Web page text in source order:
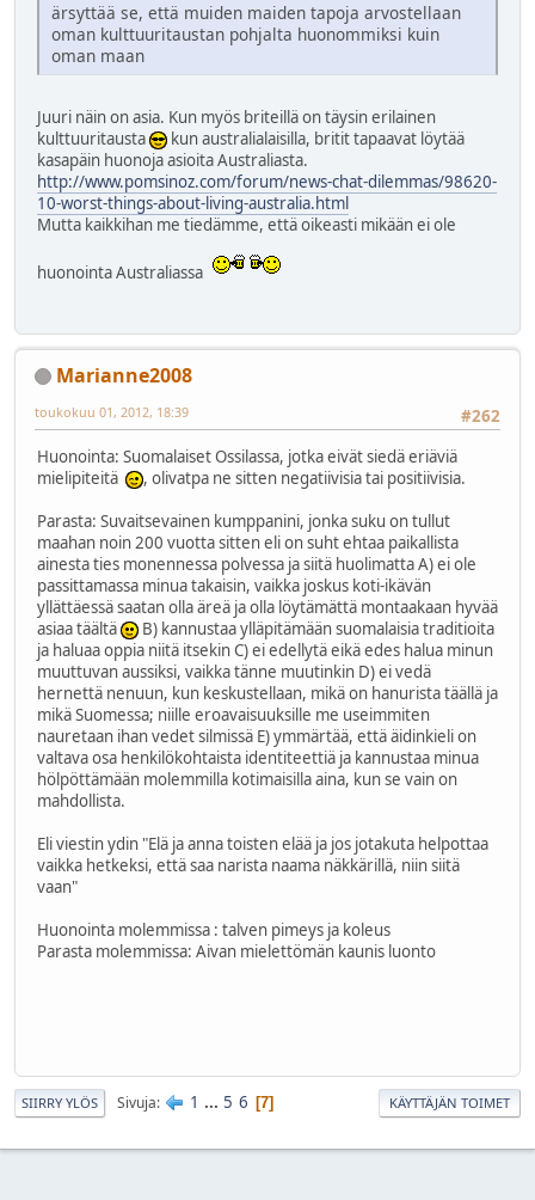
ärsyttää se, että muiden maiden tapoja arvostellaan
oman kulttuuritaustan pohjalta huonommiksi kuin
oman maan
Juuri näin on asia. Kun myös briteillä on täysin erilainen
kulttuuritausta
kun australialaisilla, britit tapaavat löytää
kasapäin huonoja asioita Australiasta.
http://www.pomsinoz.com/forum/news-chat-dilemmas/98620-
10-worst-things-about-living-australia.html
Mutta kaikkihan me tiedämme, että oikeasti mikään ei ole
huonointa Australiassa
Marianne2008
#262
toukokuu 01, 2012, 18:39
Huonointa: Suomalaiset Ossilassa, jotka eivät siedä eriäviä
mielipiteitä
, olivatpa ne sitten negatiivisia tai positiivisia.
Parasta: Suvaitsevainen kumppanini, jonka suku on tullut
maahan noin 200 vuotta sitten eli on suht ehtaa paikallista
ainesta ties monennessa polvessa ja siitä huolimatta A) ei ole
passittamassa minua takaisin, vaikka joskus koti-ikävän
yllättäessä saatan olla äreä ja olla löytämättä montaakaan hyvää
asiaa täältä
B) kannustaa ylläpitämään suomalaisia traditioita
ja haluaa oppia niitä itsekin C) ei edellytä eikä edes halua minun
muuttuvan aussiksi, vaikka tänne muutinkin D) ei vedä
hernettä nenuun, kun keskustellaan, mikä on hanurista täällä ja
mikä Suomessa; niille eroavaisuuksille me useimmiten
nauretaan ihan vedet silmissä E) ymmärtää, että äidinkieli on
valtava osa henkilökohtaista identiteettiä ja kannustaa minua
hölpöttämään molemmilla kotimaisilla aina, kun se vain on
mahdollista.
Eli viestin ydin "Elä ja anna toisten elää ja jos jotakuta helpottaa
vaikka hetkeksi, että saa narista naama näkkärillä, niin siitä
vaan"
Huonointa molemmissa : talven pimeys ja koleus
Parasta molemmissa: Aivan mielettömän kaunis luonto
SIIRRY YLÖS Sivuja 1 ... 5 6 7 KÄYTTÄJÄN TOIMET